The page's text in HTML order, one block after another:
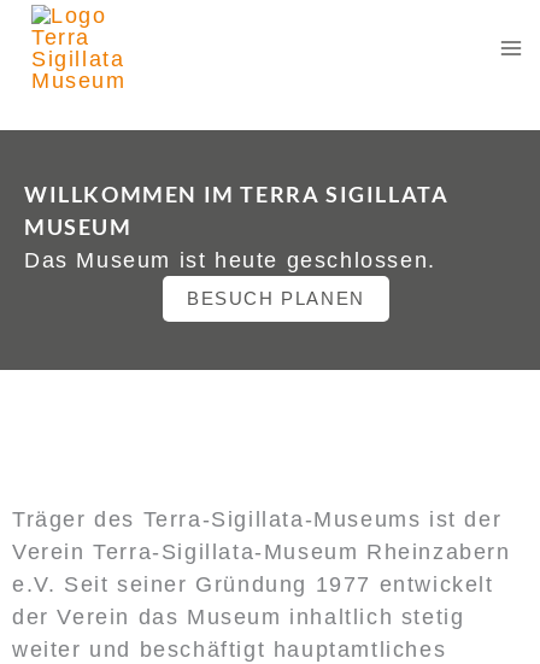
Zum
Inhalt
springen
WILLKOMMEN IM TERRA SIGILLATA
MUSEUM
Das Museum ist heute geschlossen.
BESUCH PLANEN
Träger des Terra-Sigillata-Museums ist der
Verein Terra-Sigillata-Museum Rheinzabern
e.V. Seit seiner Gründung 1977 entwickelt
der Verein das Museum inhaltlich stetig
weiter und beschäftigt hauptamtliches